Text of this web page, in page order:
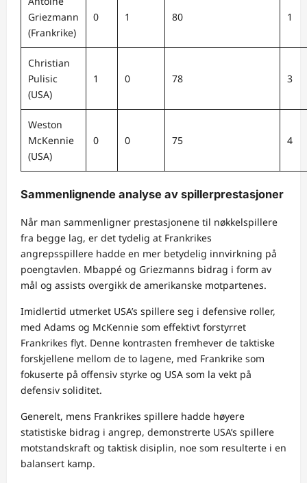
Griezmann
(Frankrike)
0 1 80 1
Christian
Pulisic
(USA)
1 0 78 3
Weston
McKennie
(USA)
0 0 75 4
Sammenlignende analyse av spillerprestasjoner
Når man sammenligner prestasjonene til nøkkelspillere
fra begge lag, er det tydelig at Frankrikes
angrepsspillere hadde en mer betydelig innvirkning på
poengtavlen. Mbappé og Griezmanns bidrag i form av
mål og assists overgikk de amerikanske motpartenes.
Imidlertid utmerket USA’s spillere seg i defensive roller,
med Adams og McKennie som effektivt forstyrret
Frankrikes flyt. Denne kontrasten fremhever de taktiske
forskjellene mellom de to lagene, med Frankrike som
fokuserte på offensiv styrke og USA som la vekt på
defensiv soliditet.
Generelt, mens Frankrikes spillere hadde høyere
statistiske bidrag i angrep, demonstrerte USA’s spillere
motstandskraft og taktisk disiplin, noe som resulterte i en
balansert kamp.